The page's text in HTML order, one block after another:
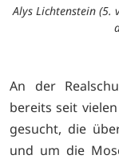
Alys Lichtenstein
An der
bereits seit
gesucht, die
und um die